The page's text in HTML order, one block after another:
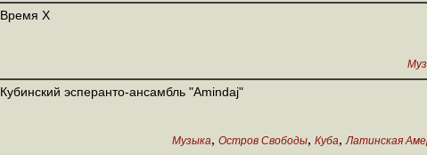
Время X
Кубинский эсперанто-ансамбль "Amindaj"
Музыка, Остров Свободы, Куба, Латинская